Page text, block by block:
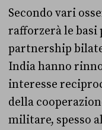
Secondo vari
rafforzerà le basi
partnership
India hanno
interesse
della
militare, spesso